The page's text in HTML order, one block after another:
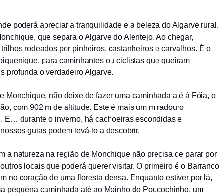
poderá apreciar a tranquilidade e a beleza do Algarve rural.
que separa o Algarve do Alentejo. Ao chegar,
rodeados por pinheiros, castanheiros e carvalhos. É o
para caminhantes ou ciclistas que queiram
profunda o verdadeiro Algarve.
Monchique, não deixe de fazer uma caminhada até à Fóia, o
com 902 m de altitude. Este é mais um miradouro
E… durante o inverno, há cachoeiras escondidas e
guias podem levá-lo a descobrir.
a natureza na região de Monchique não precisa de parar por
locais que poderá querer visitar. O primeiro é o Barranco
no coração de uma floresta densa. Enquanto estiver por lá,
pequena caminhada até ao Moinho do Poucochinho, um